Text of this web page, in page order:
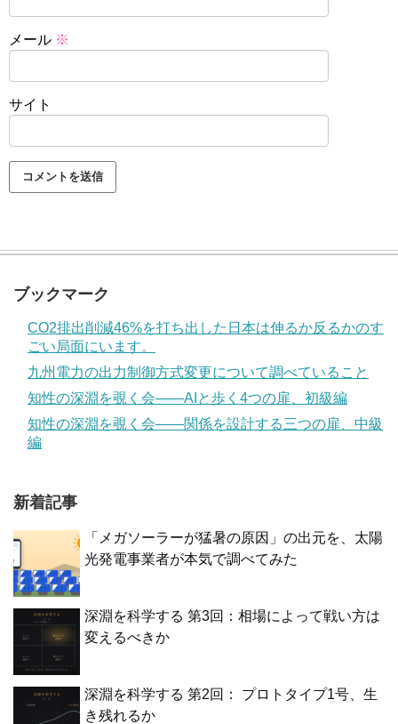
メール ※
サイト
ブックマーク
CO2排出削減46%を打ち出した日本は伸るか反るかのす
ごい局面にいます。
九州電力の出力制御方式変更について調べていること
知性の深淵を覗く会——AIと歩く4つの扉、初級編
知性の深淵を覗く会——関係を設計する三つの扉、中級
編
新着記事
「メガソーラーが猛暑の原因」の出元を、太陽
光発電事業者が本気で調べてみた
深淵を科学する 第3回：相場によって戦い方は
変えるべきか
深淵を科学する 第2回： プロトタイプ1号、生
き残れるか